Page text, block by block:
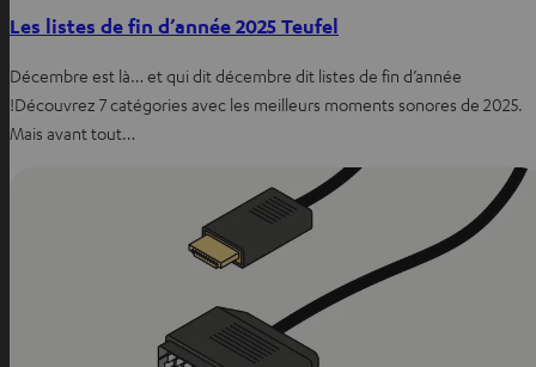
Les listes de fin d’année 2025 Teufel
Décembre est là… et qui dit décembre dit listes de fin d’année
!Découvrez 7 catégories avec les meilleurs moments sonores de 2025.
Mais avant tout…